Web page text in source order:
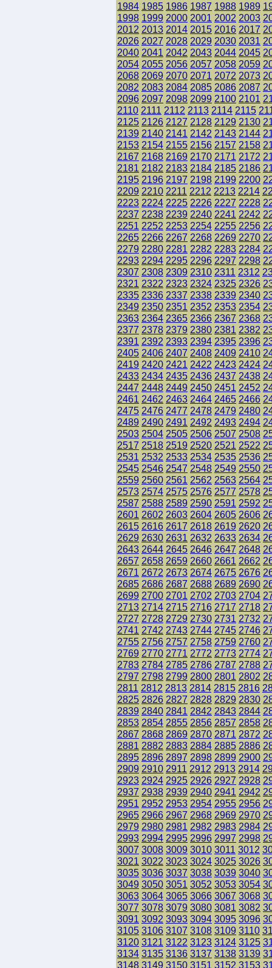
1984 1985 1986 1987 1988 1989
1998 1999 2000 2001 2002 2003
2012 2013 2014 2015 2016 2017
2026 2027 2028 2029 2030 2031
2040 2041 2042 2043 2044 2045
2054 2055 2056 2057 2058 2059
2068 2069 2070 2071 2072 2073
2082 2083 2084 2085 2086 2087
2096 2097 2098 2099 2100 2101
2110 2111 2112 2113 2114 2115
2125 2126 2127 2128 2129 2130
2139 2140 2141 2142 2143 2144
2153 2154 2155 2156 2157 2158
2167 2168 2169 2170 2171 2172
2181 2182 2183 2184 2185 2186
2195 2196 2197 2198 2199 2200
2209 2210 2211 2212 2213 2214
2223 2224 2225 2226 2227 2228
2237 2238 2239 2240 2241 2242
2251 2252 2253 2254 2255 2256
2265 2266 2267 2268 2269 2270
2279 2280 2281 2282 2283 2284
2293 2294 2295 2296 2297 2298
2307 2308 2309 2310 2311 2312
2321 2322 2323 2324 2325 2326
2335 2336 2337 2338 2339 2340
2349 2350 2351 2352 2353 2354
2363 2364 2365 2366 2367 2368
2377 2378 2379 2380 2381 2382
2391 2392 2393 2394 2395 2396
2405 2406 2407 2408 2409 2410
2419 2420 2421 2422 2423 2424
2433 2434 2435 2436 2437 2438
2447 2448 2449 2450 2451 2452
2461 2462 2463 2464 2465 2466
2475 2476 2477 2478 2479 2480
2489 2490 2491 2492 2493 2494
2503 2504 2505 2506 2507 2508
2517 2518 2519 2520 2521 2522
2531 2532 2533 2534 2535 2536
2545 2546 2547 2548 2549 2550
2559 2560 2561 2562 2563 2564
2573 2574 2575 2576 2577 2578
2587 2588 2589 2590 2591 2592
2601 2602 2603 2604 2605 2606
2615 2616 2617 2618 2619 2620
2629 2630 2631 2632 2633 2634
2643 2644 2645 2646 2647 2648
2657 2658 2659 2660 2661 2662
2671 2672 2673 2674 2675 2676
2685 2686 2687 2688 2689 2690
2699 2700 2701 2702 2703 2704
2713 2714 2715 2716 2717 2718
2727 2728 2729 2730 2731 2732
2741 2742 2743 2744 2745 2746
2755 2756 2757 2758 2759 2760
2769 2770 2771 2772 2773 2774
2783 2784 2785 2786 2787 2788
2797 2798 2799 2800 2801 2802
2811 2812 2813 2814 2815 2816
2825 2826 2827 2828 2829 2830
2839 2840 2841 2842 2843 2844
2853 2854 2855 2856 2857 2858
2867 2868 2869 2870 2871 2872
2881 2882 2883 2884 2885 2886
2895 2896 2897 2898 2899 2900
2909 2910 2911 2912 2913 2914
2923 2924 2925 2926 2927 2928
2937 2938 2939 2940 2941 2942
2951 2952 2953 2954 2955 2956
2965 2966 2967 2968 2969 2970
2979 2980 2981 2982 2983 2984
2993 2994 2995 2996 2997 2998
3007 3008 3009 3010 3011 3012
3021 3022 3023 3024 3025 3026
3035 3036 3037 3038 3039 3040
3049 3050 3051 3052 3053 3054
3063 3064 3065 3066 3067 3068
3077 3078 3079 3080 3081 3082
3091 3092 3093 3094 3095 3096
3105 3106 3107 3108 3109 3110
3120 3121 3122 3123 3124 3125
3134 3135 3136 3137 3138 3139
3148 3149 3150 3151 3152 3153